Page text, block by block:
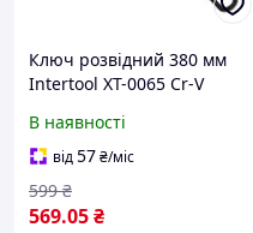
Ключ розвідний 380 мм
Intertool XT-0065 Cr-V
Розвідний ключ для
сантехніки
В наявності
від57₴/міс
569.05₴
599 ₴